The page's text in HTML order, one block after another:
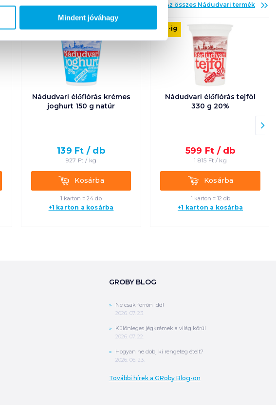
Mindent jóváhagy
Az összes Nádudvari termék
Nádudvari élőflórás krémes
joghurt 150 g natúr
139 Ft / db
927 Ft / kg
KosárbaKosárba
1 karton = 24 db
+1 karton a kosárba
Nádudvari élőflórás tejföl
330 g 20%
599 Ft / db
1 815 Ft / kg
KosárbaKosárba
1 karton = 12 db
+1 karton a kosárba
08. 31 -ig
GROBY BLOG
Ne csak forrón idd!
2026. 07. 23.
Különleges jégkrémek a világ körül
2026. 07. 22.
Hogyan ne dobj ki rengeteg ételt?
2026. 06. 23.
További hírek a GRoby Blog-on